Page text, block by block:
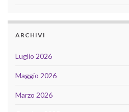
ARCHIVI
Luglio 2026
Maggio 2026
Marzo 2026